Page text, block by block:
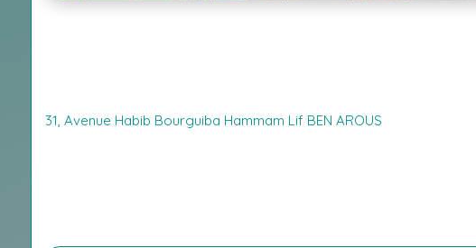
31, Avenue Habib Bourguiba Hammam Lif BEN AROUS